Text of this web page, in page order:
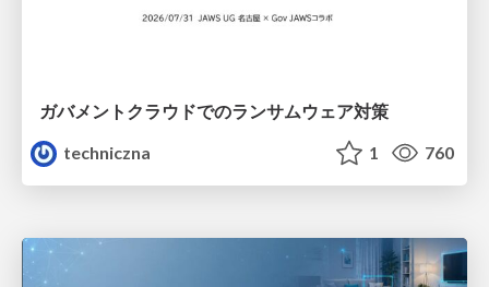
ガバメントクラウドでのランサムウェア対策
techniczna
1 760